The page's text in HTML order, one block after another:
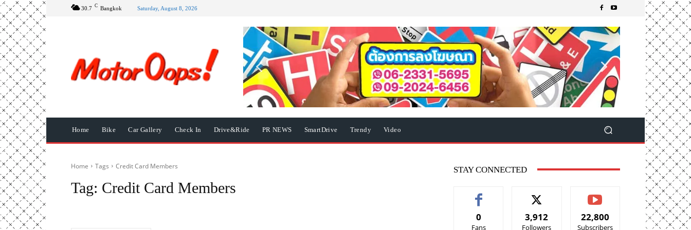
30.7 C Bangkok Saturday, August 8, 2026
Home Bike Car Gallery Check In Drive&Ride PR NEWS SmartDrive Trendy Video
Home Tags Credit Card Members
Tag: Credit Card Members
STAY CONNECTED
0
Fans
3,912
Followers
22,800
Subscribers